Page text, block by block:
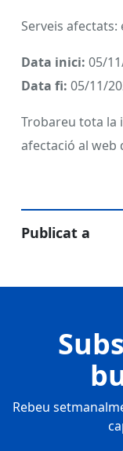
Serveis afectats:
Data inici: 05/
Data fi: 05/11/
Trobareu tota la
afectació al web
Publicat a
Rebeu